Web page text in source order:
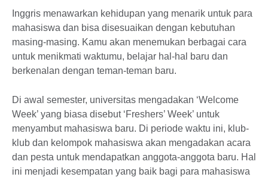
Inggris menawarkan kehidupan yang menarik untuk para
mahasiswa dan bisa disesuaikan dengan kebutuhan
masing-masing. Kamu akan menemukan berbagai cara
untuk menikmati waktumu, belajar hal-hal baru dan
berkenalan dengan teman-teman baru.
Di awal semester, universitas mengadakan ‘Welcome
Week’ yang biasa disebut ‘Freshers’ Week’ untuk
menyambut mahasiswa baru. Di periode waktu ini, klub-
klub dan kelompok mahasiswa akan mengadakan acara
dan pesta untuk mendapatkan anggota-anggota baru. Hal
ini menjadi kesempatan yang baik bagi para mahasiswa